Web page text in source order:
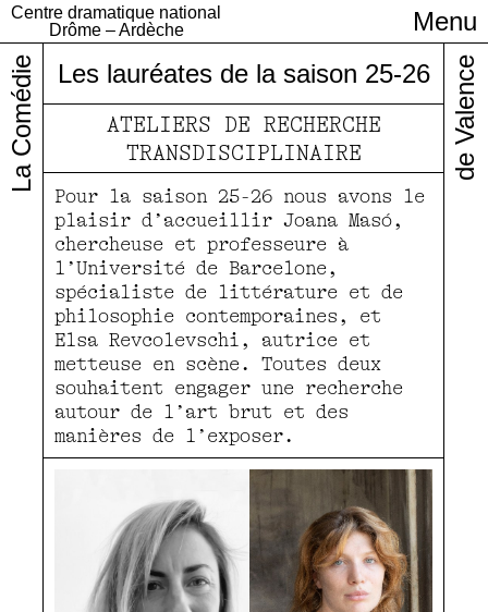
Centre dramatique national
Drôme – Ardèche
Menu
Infos pratiques
Les lauréates de la saison 25-26
ATELIERS DE RECHERCHE
TRANSDISCIPLINAIRE
Pour la saison 25-26 nous avons le
plaisir d’accueillir Joana Masó,
chercheuse et professeure à
l’Université de Barcelone,
spécialiste de littérature et de
philosophie contemporaines, et
Elsa Revcolevschi, autrice et
metteuse en scène. Toutes deux
souhaitent engager une recherche
autour de l’art brut et des
manières de l’exposer.
La Comédie de Valence